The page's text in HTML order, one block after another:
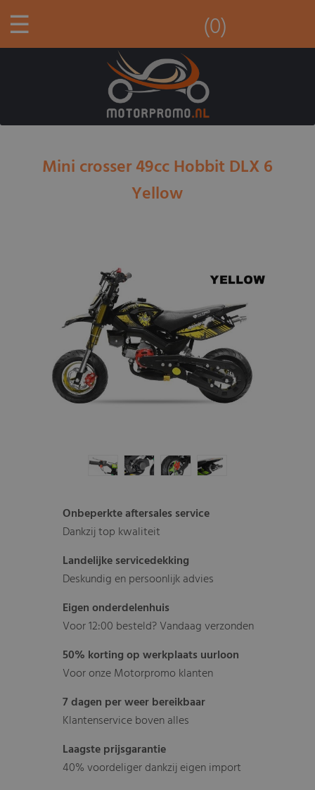
☰ (0)
Mini crosser 49cc Hobbit DLX 6
Yellow
Onbeperkte aftersales service
Dankzij top kwaliteit
Landelijke servicedekking
Deskundig en persoonlijk advies
Eigen onderdelenhuis
Voor 12:00 besteld? Vandaag verzonden
50% korting op werkplaats uurloon
Voor onze Motorpromo klanten
7 dagen per weer bereikbaar
Klantenservice boven alles
Laagste prijsgarantie
40% voordeliger dankzij eigen import